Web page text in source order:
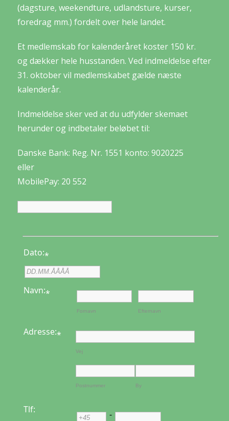
(dagsture, weekendture, udlandsture, kurser,
foredrag mm.) fordelt over hele landet.
Et medlemskab for kalenderåret koster 150 kr.
og dækker hele husstanden. Ved indmeldelse efter
31. oktober vil medlemskabet gælde næste
kalenderår.
Indmeldelse sker ved at du udfylder skemaet
herunder og indbetaler beløbet til:
Danske Bank: Reg. Nr. 1551 konto: 9020225
eller
MobilePay: 20 552
Dato:*
Navn:*
Fornavn Efternavn
Adresse:*
Vej
Postnummer By
Tlf: -